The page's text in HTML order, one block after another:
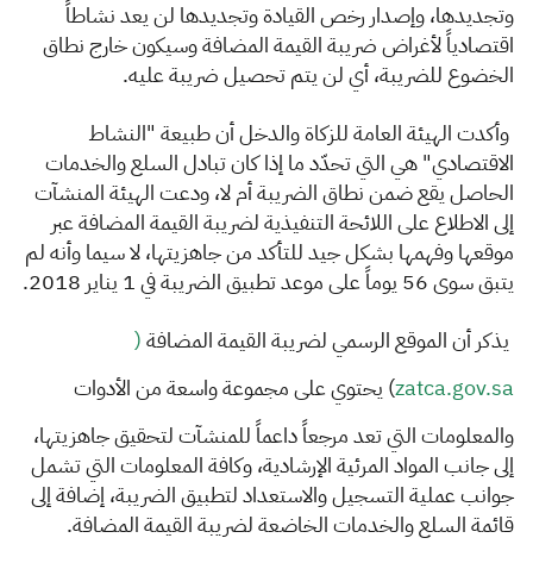
وتجديدها، وإصدار رخص القيادة وتجديدها لن يعد نشاطاً
اقتصادياً لأغراض ضريبة القيمة المضافة وسيكون خارج نطاق
الخضوع للضريبة، أي لن يتم تحصيل ضريبة عليه.
وأكدت الهيئة العامة للزكاة والدخل أن طبيعة "النشاط
الاقتصادي" هي التي تحدّد ما إذا كان تبادل السلع والخدمات
الحاصل يقع ضمن نطاق الضريبة أم لا، ودعت الهيئة المنشآت
إلى الاطلاع على اللائحة التنفيذية لضريبة القيمة المضافة عبر
موقعها وفهمها بشكل جيد للتأكد من جاهزيتها، لا سيما وأنه لم
يتبق سوى 56 يوماً على موعد تطبيق الضريبة في 1 يناير 2018.
يذكر أن الموقع الرسمي لضريبة القيمة المضافة(
zatca.gov.sa​
) ​ يحتوي على مجموعة واسعة من الأدوات
والمعلومات التي تعد مرجعاً داعم‍اً للمنشآت لتحقيق جاهزيتها،
إلى جانب المواد المرئية الإرشادية، وكافة المعلومات التي تشمل
جوانب عملية التسجيل والاستعداد لتطبيق الضريبة، إضافة إلى
قائمة السلع والخدمات الخاضعة لضريبة القيمة المضافة.